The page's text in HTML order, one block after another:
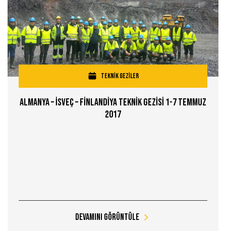
TEKNİK GEZİLER
Almanya – İsveç – Fİnlandİya Teknİk Gezİsİ 1-7 Temmuz
2017
Devamını Görüntüle